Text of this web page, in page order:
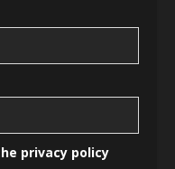
privacy policy